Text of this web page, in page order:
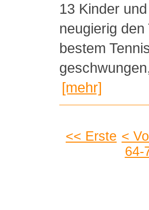
13 Kinder
neugierig
bestem
[mehr]
<< Erste <
64-